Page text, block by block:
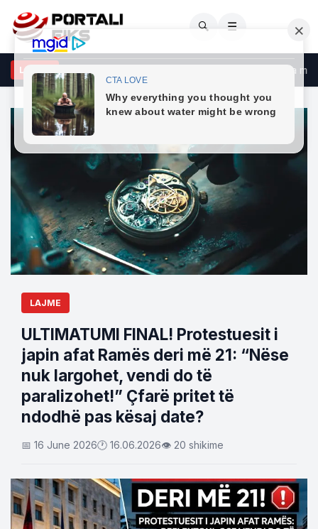
🔍 ☰
LAJME
masive zbulojnë krimet serbe në Kosovë, por drejtësia
LAJME
ULTIMATUMI FINAL! Protestuesit i
japin afat Ramës deri më 21: “Nëse
nuk largohet, vendi do të
paralizohet!” Çfarë pritet të
ndodhë pas kësaj date?
📅 16 June 2026🕐 16.06.2026👁 20 shikime